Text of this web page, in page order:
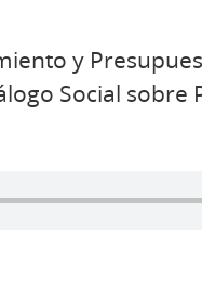
y
Social sobre